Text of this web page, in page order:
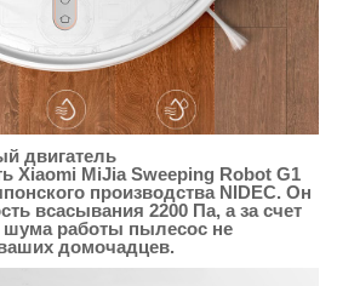
двигатель
Xiaomi MiJia Sweeping Robot G1
производства NIDEC. Он
всасывания 2200 Па, а за счет
шума работы пылесос не
домочадцев.